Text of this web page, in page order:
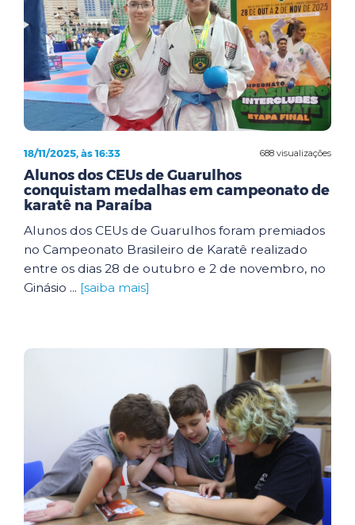
688 visualizações
18/11/2025, às 16:33
Alunos dos CEUs de Guarulhos
conquistam medalhas em campeonato de
karatê na Paraíba
Alunos dos CEUs de Guarulhos foram premiados
no Campeonato Brasileiro de Karatê realizado
entre os dias 28 de outubro e 2 de novembro, no
Ginásio ... [saiba mais]